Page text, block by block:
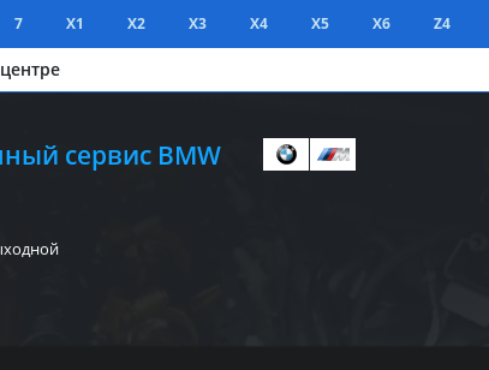
7 X1 X2 X3 X4 X5 X6 Z4
сервис BMW